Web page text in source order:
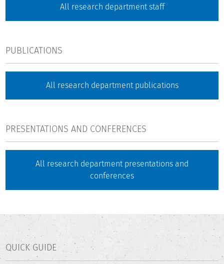
All research department staff
PUBLICATIONS
All research department publications
PRESENTATIONS AND CONFERENCES
All research department presentations and
conferences
QUICK GUIDE